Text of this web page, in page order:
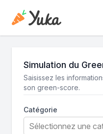
Simulation du
Saisissez les
son green-score.
Catégorie
Sélectionnez une